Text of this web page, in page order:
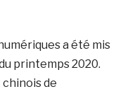
a été mis
printemps 2020.
de